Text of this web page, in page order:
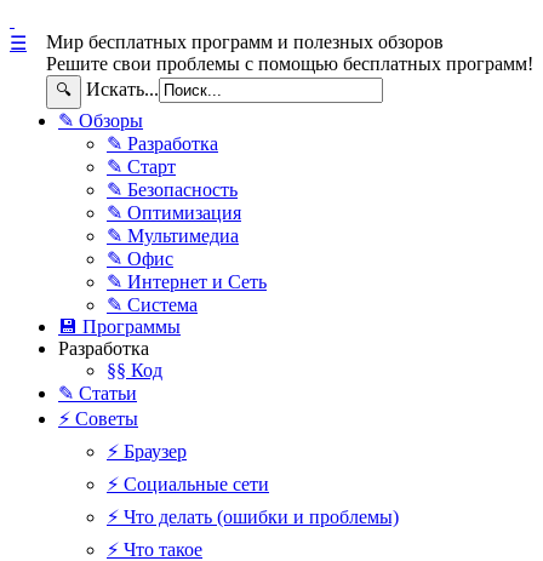
Мир бесплатных программ и полезных обзоров
Решите свои проблемы с помощью бесплатных программ!
🔍 Искать...
☰
✎ Обзоры
✎ Разработка
✎ Старт
✎ Безопасность
✎ Оптимизация
✎ Мультимедиа
✎ Офис
✎ Интернет и Сеть
✎ Система
💾 Программы
Разработка
§§ Код
✎ Статьи
⚡ Советы
⚡ Браузер
⚡ Социальные сети
⚡ Что делать (ошибки и проблемы)
⚡ Что такое